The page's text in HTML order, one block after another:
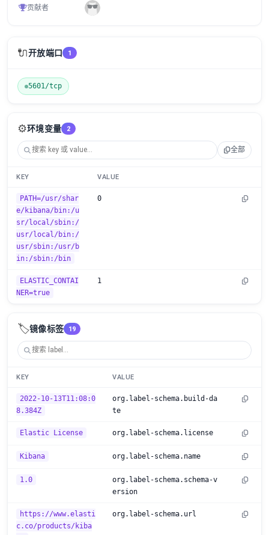
贡献者
🔌开放端口 1
5601/tcp
⚙️环境变量 2
全部
KEY VALUE
PATH=/usr/shar
e/kibana/bin:/u
sr/local/sbin:/
usr/local/bin:/
usr/sbin:/usr/b
in:/sbin:/bin
0
ELASTIC_CONTAI
NER=true
1
🏷️镜像标签 19
KEY VALUE
2022-10-13T11:08:0
8.384Z
org.label-schema.build-da
te
Elastic License org.label-schema.license
Kibana org.label-schema.name
1.0
org.label-schema.schema-v
ersion
https://www.elasti
c.co/products/kiba
org.label-schema.url